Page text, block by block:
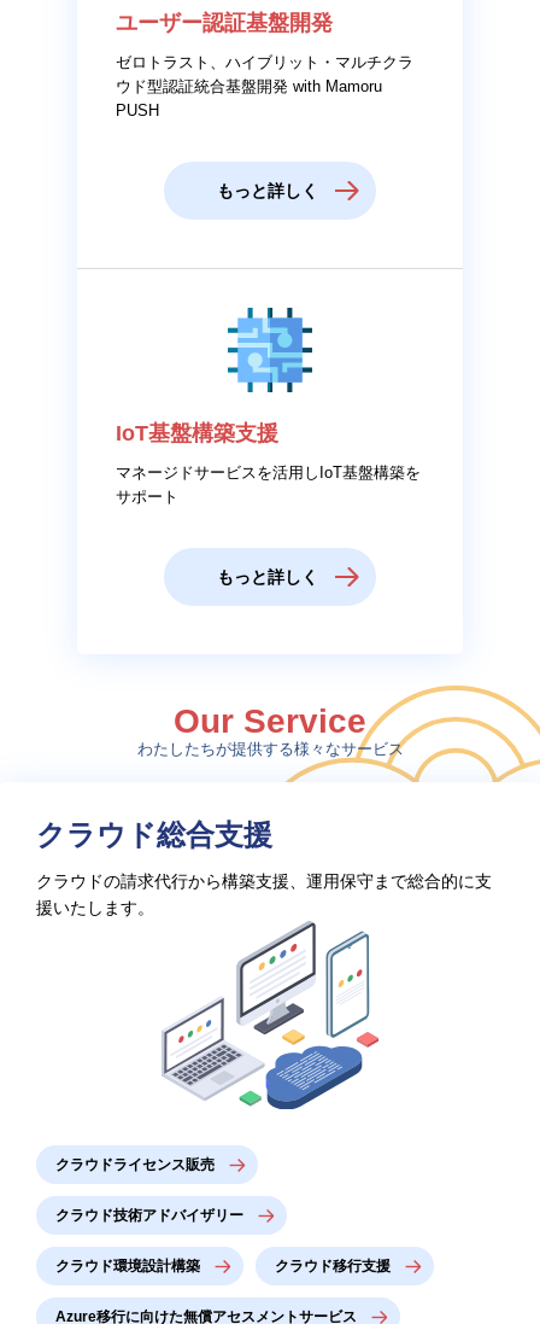
ユーザー認証基盤開発
ゼロトラスト、ハイブリット・マルチクラ
ウド型認証統合基盤開発 with Mamoru
PUSH
もっと詳しく
IoT基盤構築支援
マネージドサービスを活用しIoT基盤構築を
サポート
もっと詳しく
Our Service
わたしたちが提供する様々なサービス
クラウド総合支援
クラウドの請求代行から構築支援、運用保守まで総合的に支
援いたします。
クラウドライセンス販売
クラウド技術アドバイザリー
クラウド環境設計構築 クラウド移行支援
Azure移行に向けた無償アセスメントサービス